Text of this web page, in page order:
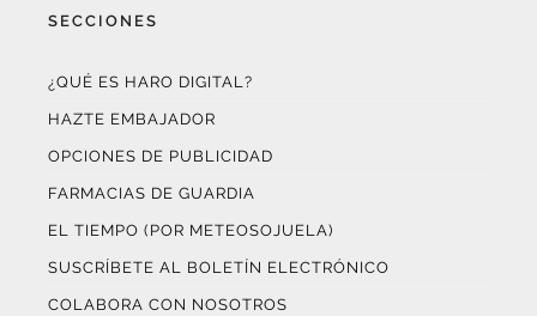
SECCIONES
¿QUÉ ES HARO DIGITAL?
HAZTE EMBAJADOR
OPCIONES DE PUBLICIDAD
FARMACIAS DE GUARDIA
EL TIEMPO (POR METEOSOJUELA)
SUSCRÍBETE AL BOLETÍN ELECTRÓNICO
COLABORA CON NOSOTROS